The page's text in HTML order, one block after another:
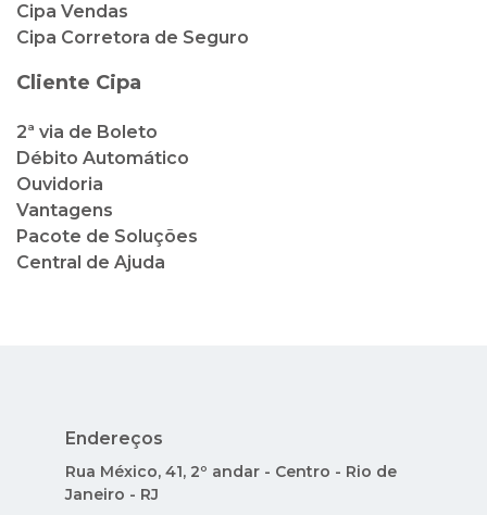
Cipa Vendas
Cipa Corretora de Seguro
Cliente Cipa
2ª via de Boleto
Débito Automático
Ouvidoria
Vantagens
Pacote de Soluções
Central de Ajuda
Endereços
Rua México, 41, 2º andar - Centro - Rio de
Janeiro - RJ